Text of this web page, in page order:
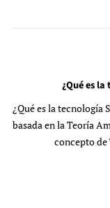
¿Qué es
¿Qué es la tecnología
basada en la Teoría
concepto de